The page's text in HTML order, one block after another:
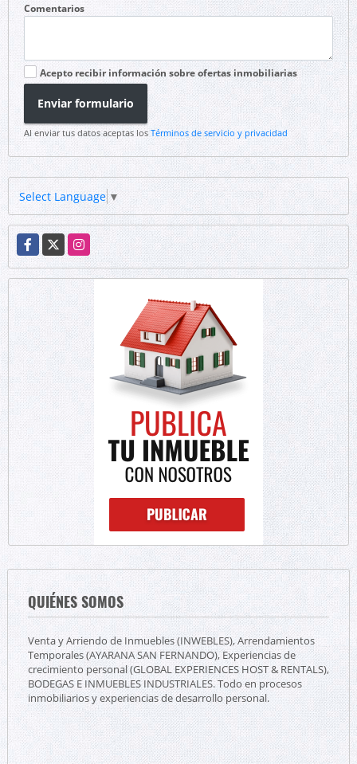
Comentarios
Acepto recibir información sobre ofertas inmobiliarias
Enviar formulario
Al enviar tus datos aceptas los Términos de servicio y privacidad
Select Language ▼
Facebook
X Instagram
QUIÉNES SOMOS
Venta y Arriendo de Inmuebles (INWEBLES), Arrendamientos
Temporales (AYARANA SAN FERNANDO), Experiencias de
crecimiento personal (GLOBAL EXPERIENCES HOST & RENTALS),
BODEGAS E INMUEBLES INDUSTRIALES. Todo en procesos
inmobiliarios y experiencias de desarrollo personal.